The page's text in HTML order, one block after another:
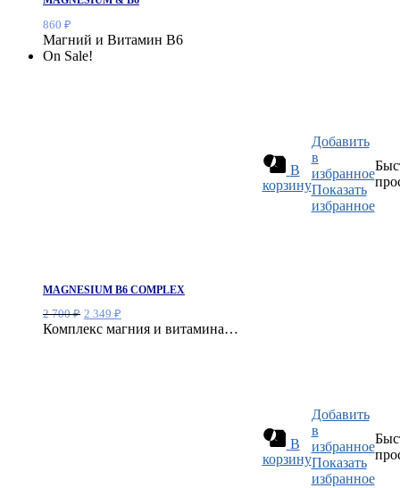
860 ₽
Магний и Витамин B6
On Sale!
В
корзину
Добавить
в
избранное
Показать
избранное
MAGNESIUM В6 COMPLEX
2 700₽ Первоначальная
цена
2 349 ₽
цена:
Комплекс магния и витамина…
В
корзину
Добавить
в
избранное
Показать
избранное